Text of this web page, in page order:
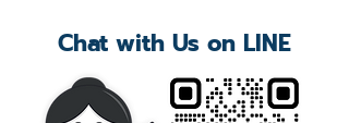
Chat with Us on LINE